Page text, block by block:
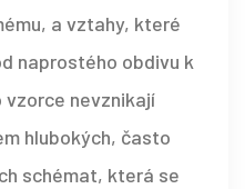
a vztahy, které
naprostého obdivu k
vzorce nevznikají
hlubokých, často
schémat, která se